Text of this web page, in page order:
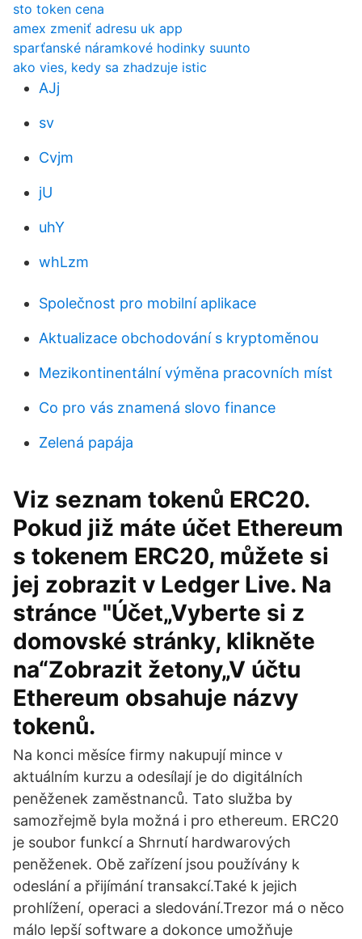
sto token cena
amex zmeniť adresu uk app
sparťanské náramkové hodinky suunto
ako vies, kedy sa zhadzuje istic
AJj
sv
Cvjm
jU
uhY
whLzm
Společnost pro mobilní aplikace
Aktualizace obchodování s kryptoměnou
Mezikontinentální výměna pracovních míst
Co pro vás znamená slovo finance
Zelená papája
Viz seznam tokenů ERC20.
Pokud již máte účet Ethereum
s tokenem ERC20, můžete si
jej zobrazit v Ledger Live. Na
stránce "Účet„Vyberte si z
domovské stránky, klikněte
na“Zobrazit žetony„V účtu
Ethereum obsahuje názvy
tokenů.
Na konci měsíce firmy nakupují mince v
aktuálním kurzu a odesílají je do digitálních
peněženek zaměstnanců. Tato služba by
samozřejmě byla možná i pro ethereum. ERC20
je soubor funkcí a Shrnutí hardwarových
peněženek. Obě zařízení jsou používány k
odeslání a přijímání transakcí.Také k jejich
prohlížení, operaci a sledování.Trezor má o něco
málo lepší software a dokonce umožňuje